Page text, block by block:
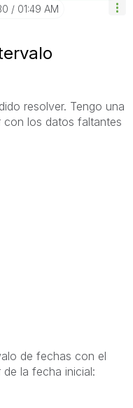
01:49 AM
resolver. Tengo una
con los datos faltantes
de fechas con el
la fecha inicial: